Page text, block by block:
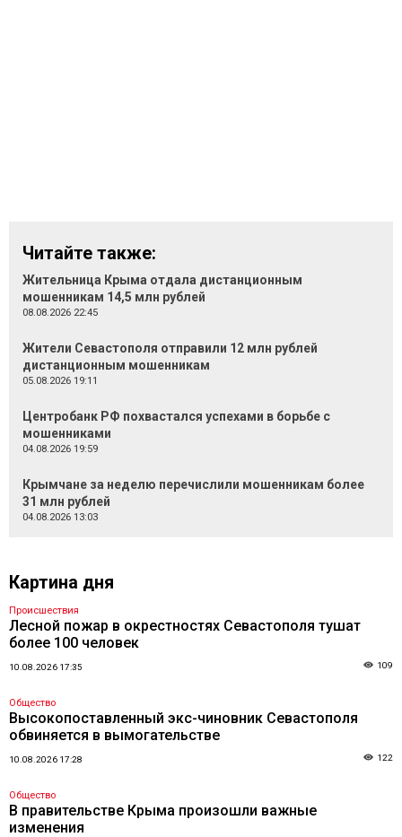
Читайте также:
Жительница Крыма отдала дистанционным
мошенникам 14,5 млн рублей
08.08.2026 22:45
Жители Севастополя отправили 12 млн рублей
дистанционным мошенникам
05.08.2026 19:11
Центробанк РФ похвастался успехами в борьбе с
мошенниками
04.08.2026 19:59
Крымчане за неделю перечислили мошенникам более
31 млн рублей
04.08.2026 13:03
Картина дня
Происшествия
Лесной пожар в окрестностях Севастополя тушат
более 100 человек
10.08.2026 17:35 109
Общество
Высокопоставленный экс-чиновник Севастополя
обвиняется в вымогательстве
10.08.2026 17:28 122
Общество
В правительстве Крыма произошли важные
изменения